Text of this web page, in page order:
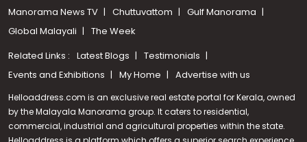
Manorama News TV
Chuttuvattom
Gulf Manorama
Global Malayali
The Week
Related Links : Latest Blogs
Testimonials
Events and Exhibitions
My Home Advertise with us
Helloaddress.com is an exclusive real estate portal for Kerala, owned
by the Malayala Manorama group. It caters to residential,
commercial, industrial and agricultural properties within the state.